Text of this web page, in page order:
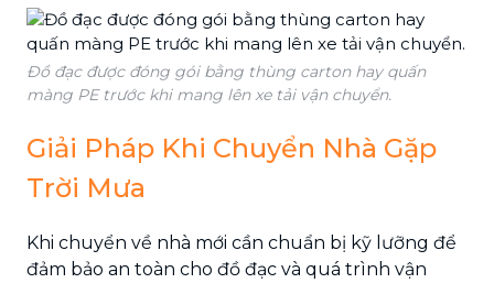
Đồ đạc được đóng gói bằng thùng carton hay quấn
màng PE trước khi mang lên xe tải vận chuyển.
Giải Pháp Khi Chuyển Nhà Gặp
Trời Mưa
Khi chuyển về nhà mới cần chuẩn bị kỹ lưỡng để
đảm bảo an toàn cho đồ đạc và quá trình vận